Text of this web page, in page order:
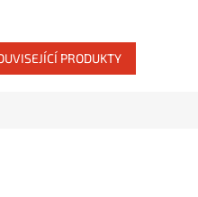
PRODUKTY